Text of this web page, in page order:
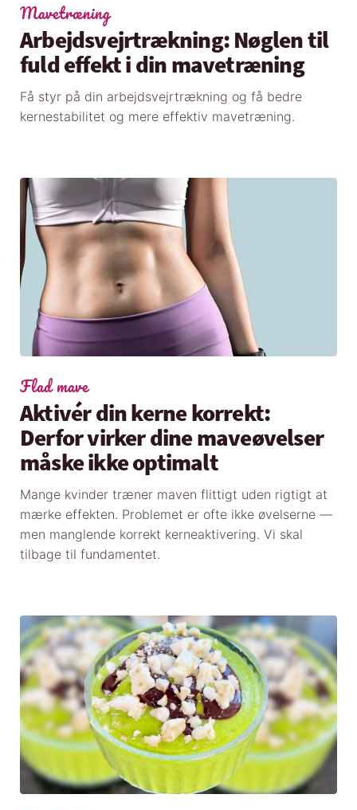
Mavetræning
Arbejdsvejrtrækning: Nøglen til
fuld effekt i din mavetræning
Få styr på din arbejdsvejrtrækning og få bedre
kernestabilitet og mere effektiv mavetræning.
Flad mave
Aktivér din kerne korrekt:
Derfor virker dine maveøvelser
måske ikke optimalt
Mange kvinder træner maven flittigt uden rigtigt at
mærke effekten. Problemet er ofte ikke øvelserne —
men manglende korrekt kerneaktivering. Vi skal
tilbage til fundamentet.